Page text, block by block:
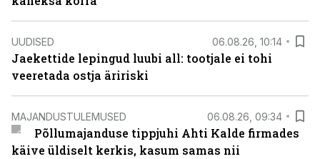
UUDISED 06.08.26, 10:14
Jaekettide lepingud luubi all: tootjale ei tohi
veeretada ostja äririski
MAJANDUSTULEMUSED 06.08.26, 09:34
Põllumajanduse tippjuhi Ahti Kalde firmades
käive üldiselt kerkis, kasum samas nii